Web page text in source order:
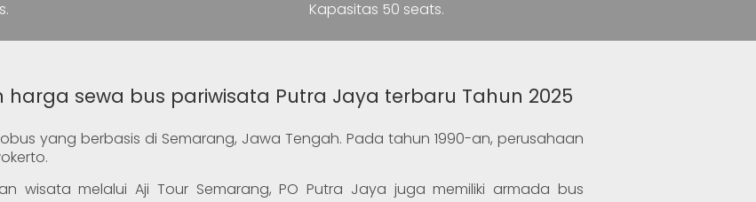
Kapasitas 50 seats.
sewa bus pariwisata Putra Jaya terbaru Tahun 2025
yang berbasis di Semarang, Jawa Tengah. Pada tahun 1990-an, perusahaan
wisata melalui Aji Tour Semarang, PO Putra Jaya juga memiliki armada bus